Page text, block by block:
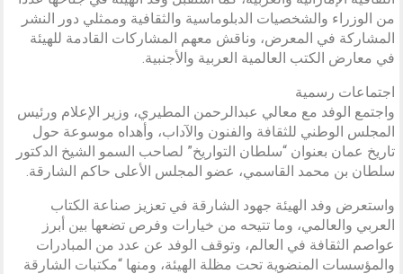
من الوزراء والشخصيات الدبلوماسية والثقافية وممثلي دور النشر
المشاركة في المعرض، وناقش معهم المشاركات القادمة للهيئة
في معارض الكتب العالمية العربية والأجنبية.
اجتماعات رسمية
واجتمع الوفد مع معالي عبدالرحمن المطيري، وزير الإعلام ورئيس
المجلس الوطني للثقافة والفنون والآداب، وأهداه موسوعة حول
تاريخ عمان بعنوان “سلطان التواريخ” لصاحب السمو الشيخ الدكتور
سلطان بن محمد القاسمي، عضو المجلس الأعلى حاكم الشارقة.
واستعرض وفد الهيئة جهود الشارقة في تعزيز صناعة الكتاب
العربي والعالمي، وما تتيحه من خيارات وفرص تضعها بين أبرز
عواصم الثقافة في العالم، وتوقف الوفد عن عدد من المبادرات
والمؤسسات المنضوية تحت مظلة الهيئة، ومنها “مكتبات الشارقة